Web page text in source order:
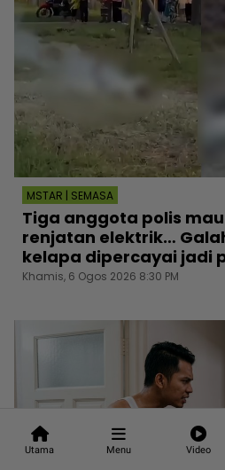
Utama Menu Video
MSTAR | SEMASA
Tiga anggota polis
renjatan elektrik…
kelapa dipercayai jadi
Khamis, 6 Ogos 2026 8:30 PM